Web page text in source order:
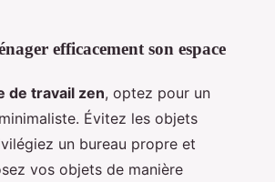
efficacement son espace
de travail zen, optez pour un
Évitez les objets
un bureau propre et
vos objets de manière